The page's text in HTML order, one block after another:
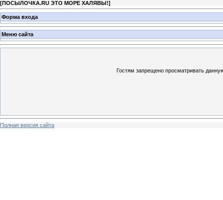
[ПОСЫЛОЧКА.RU ЭТО МОРЕ ХАЛЯВЫ!]
Форма входа
Меню сайта
Гостям запрещено просматривать
Полная версия сайта